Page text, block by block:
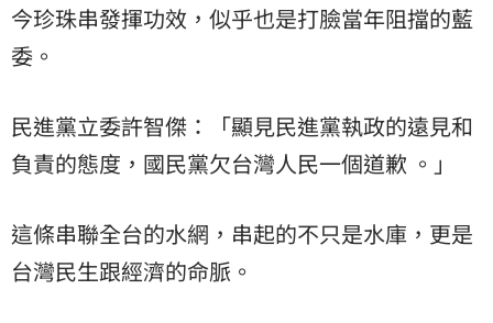
今珍珠串發揮功效，似乎也是打臉當年阻擋的藍
委。
民進黨立委許智傑：「顯見民進黨執政的遠見和
負責的態度，國民黨欠台灣人民一個道歉 。」
這條串聯全台的水網，串起的不只是水庫，更是
台灣民生跟經濟的命脈。